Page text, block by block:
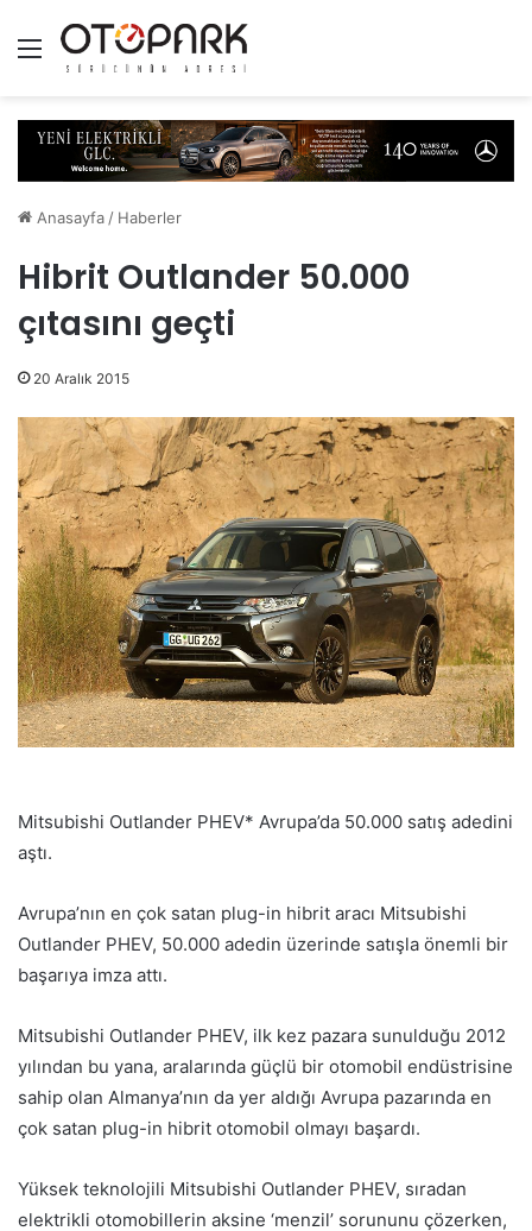
Menü
Anasayfa / Haberler
Hibrit Outlander 50.000
çıtasını geçti
20 Aralık 2015
Mitsubishi Outlander PHEV* Avrupa’da 50.000 satış adedini
aştı.
Avrupa’nın en çok satan plug-in hibrit aracı Mitsubishi
Outlander PHEV, 50.000 adedin üzerinde satışla önemli bir
başarıya imza attı.
Mitsubishi Outlander PHEV, ilk kez pazara sunulduğu 2012
yılından bu yana, aralarında güçlü bir otomobil endüstrisine
sahip olan Almanya’nın da yer aldığı Avrupa pazarında en
çok satan plug-in hibrit otomobil olmayı başardı.
Yüksek teknolojili Mitsubishi Outlander PHEV, sıradan
elektrikli otomobillerin aksine ‘menzil’ sorununu çözerken,